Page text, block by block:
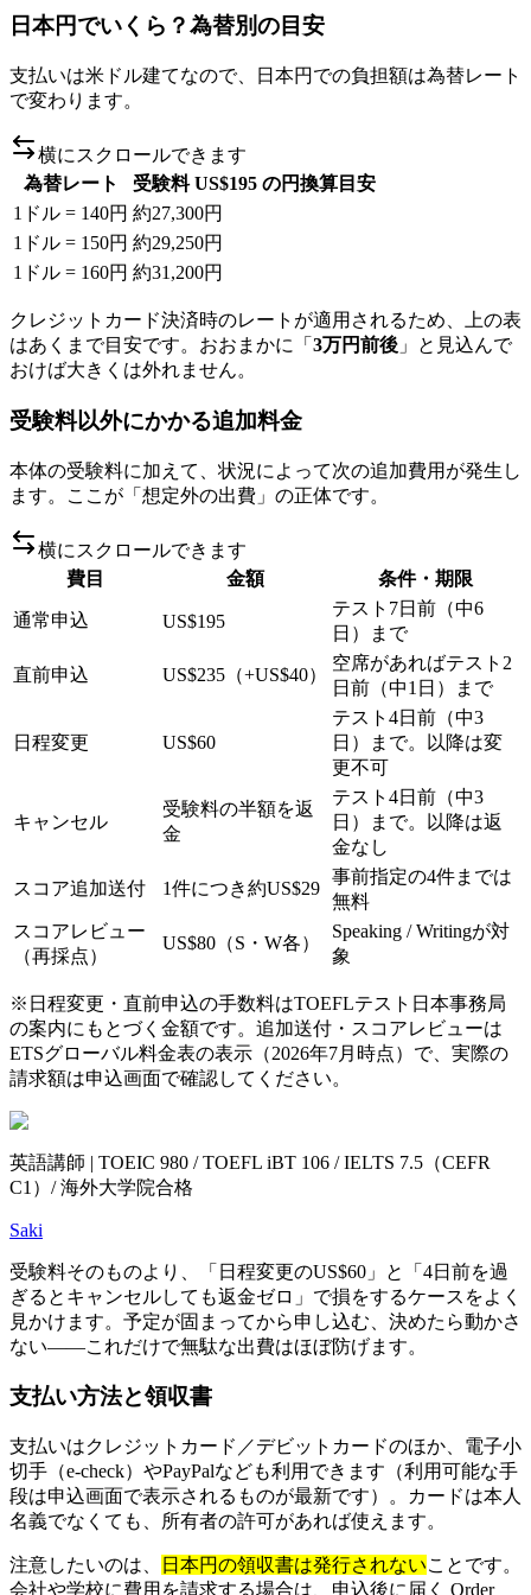
日本円でいくら？為替別の目安
支払いは米ドル建てなので、日本円での負担額は為替レート
で変わります。
横にスクロールできます
為替レート
受験料 US$195 の円換算目安
1ドル = 140円 約27,300円
1ドル = 150円 約29,250円
1ドル = 160円 約31,200円
クレジットカード決済時のレートが適用されるため、上の表
はあくまで目安です。おおまかに「 3万円前後 」と見込んで
おけば大きくは外れません。
受験料以外にかかる追加料金
本体の受験料に加えて、状況によって次の追加費用が発生し
ます。ここが「想定外の出費」の正体です。
横にスクロールできます
費目
金額 条件・期限
通常申込 US$195
テスト7日前（中6
日）まで
直前申込 US$235（+US$40）
空席があればテスト2
日前（中1日）まで
日程変更 US$60
テスト4日前（中3
日）まで。以降は変
更不可
キャンセル
受験料の半額を返
金
テスト4日前（中3
日）まで。以降は返
金なし
スコア追加送付 1件につき約US$29
事前指定の4件までは
無料
スコアレビュー
（再採点）
US$80（S・W各）
Speaking / Writingが対
象
※日程変更・直前申込の手数料はTOEFLテスト日本事務局
の案内にもとづく金額です。追加送付・スコアレビューは
ETSグローバル料金表の表示（2026年7月時点）で、実際の
請求額は申込画面で確認してください。
英語講師 | TOEIC 980 / TOEFL iBT 106 / IELTS 7.5（CEFR
C1）/ 海外大学院合格
Saki
受験料そのものより、「日程変更のUS$60」と「4日前を過
ぎるとキャンセルしても返金ゼロ」で損をするケースをよく
見かけます。予定が固まってから申し込む、決めたら動かさ
ない——これだけで無駄な出費はほぼ防げます。
支払い方法と領収書
支払いはクレジットカード／デビットカードのほか、電子小
切手（e-check）やPayPalなども利用できます（利用可能な手
段は申込画面で表示されるものが最新です）。カードは本人
名義でなくても、所有者の許可があれば使えます。
注意したいのは、 日本円の領収書は発行されないことです。
会社や学校に費用を請求する場合は、申込後に届く Order